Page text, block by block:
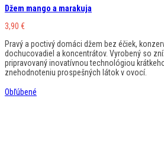
Džem mango a marakuja
3,90 €
Pravý a poctivý domáci džem bez éčiek,
dochucovadiel a koncentrátov. Vyrobený so
pripravovaný inovatívnou technológiou
znehodnoteniu prospešných látok v ovocí.
Obľúbené